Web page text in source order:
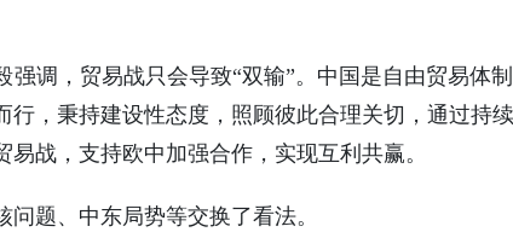
强调，贸易战只会导致“双输”。中国是自由贸易体
行，秉持建设性态度，照顾彼此合理关切，通过持
战，支持欧中加强合作，实现互利共赢。
题、中东局势等交换了看法。